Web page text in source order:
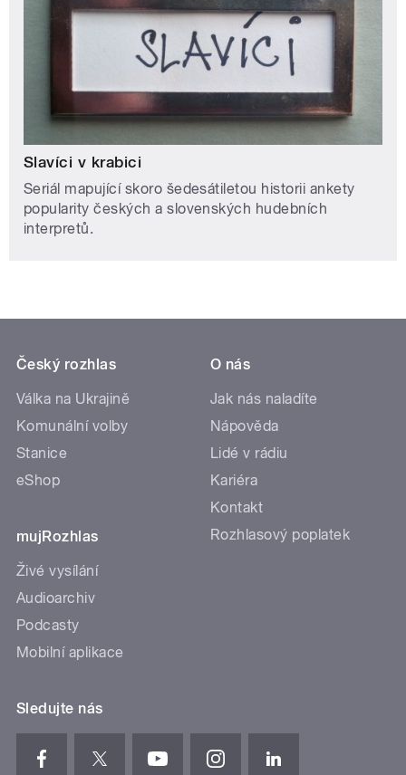
Slavíci v krabici
Seriál mapující skoro šedesátiletou historii ankety
popularity českých a slovenských hudebních
interpretů.
Český rozhlas
Válka na Ukrajině
Komunální volby
Stanice
eShop
mujRozhlas
Živé vysílání
Audioarchiv
Podcasty
Mobilní aplikace
O nás
Jak nás naladíte
Nápověda
Lidé v rádiu
Kariéra
Kontakt
Rozhlasový poplatek
Sledujte nás